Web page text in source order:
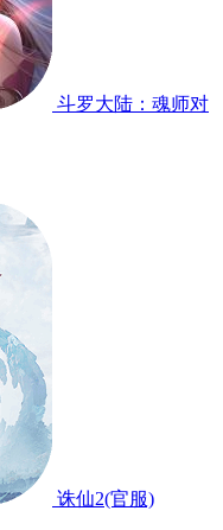
斗罗大陆：魂师对
诛仙2(官服)